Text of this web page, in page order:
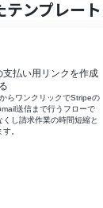
ることで、Stripe
客対応業務にチー
向上へと繋げるこ
のそれぞれと
ります。フリー
ンプレー
払い用リンクを作成
らワンクリックでStripeの
送信まで行うフローで
し請求作業の時間短縮と
。